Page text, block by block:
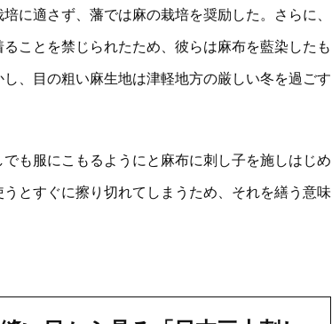
に適さず、藩では麻の栽培を奨励した。さらに、
ことを禁じられたため、彼らは麻布を藍染したも
、目の粗い麻生地は津軽地方の厳しい冬を過ごす
も服にこもるようにと麻布に刺し子を施しはじめ
とすぐに擦り切れてしまうため、それを繕う意味